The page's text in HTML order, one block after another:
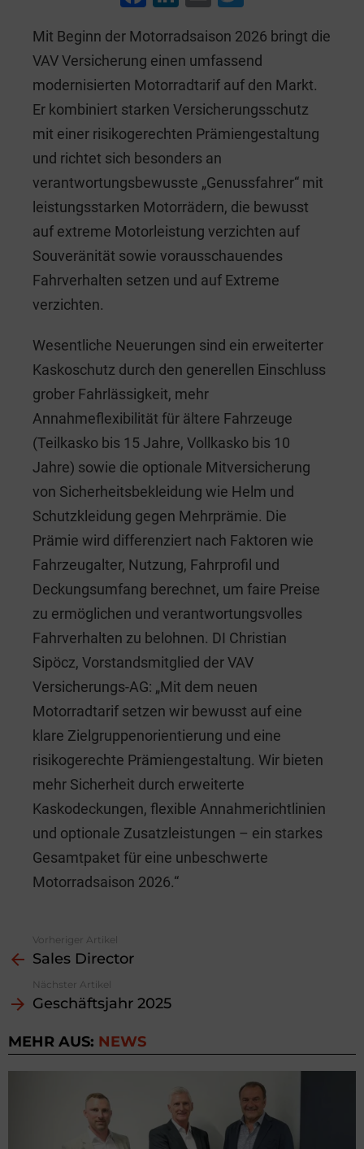
c
e
b
o
o
k
k
e
dI
n
ai
l
tt
er
Mit Beginn der Motorradsaison 2026 bringt die
VAV Versicherung einen umfassend
modernisierten Motorradtarif auf den Markt.
Er kombiniert starken Versicherungsschutz
mit einer risikogerechten Prämiengestaltung
und richtet sich besonders an
verantwortungsbewusste „Genussfahrer“ mit
leistungsstarken Motorrädern, die bewusst
auf extreme Motorleistung verzichten auf
Souveränität sowie vorausschauendes
Fahrverhalten setzen und auf Extreme
verzichten.
Wesentliche Neuerungen sind ein erweiterter
Kaskoschutz durch den generellen Einschluss
grober Fahrlässigkeit, mehr
Annahmeflexibilität für ältere Fahrzeuge
(Teilkasko bis 15 Jahre, Vollkasko bis 10
Jahre) sowie die optionale Mitversicherung
von Sicherheitsbekleidung wie Helm und
Schutzkleidung gegen Mehrprämie. Die
Prämie wird differenziert nach Faktoren wie
Fahrzeugalter, Nutzung, Fahrprofil und
Deckungsumfang berechnet, um faire Preise
zu ermöglichen und verantwortungsvolles
Fahrverhalten zu belohnen. DI Christian
Sipöcz, Vorstandsmitglied der VAV
Versicherungs-AG: „Mit dem neuen
Motorradtarif setzen wir bewusst auf eine
klare Zielgruppenorientierung und eine
risikogerechte Prämiengestaltung. Wir bieten
mehr Sicherheit durch erweiterte
Kaskodeckungen, flexible Annahmerichtlinien
und optionale Zusatzleistungen – ein starkes
Gesamtpaket für eine unbeschwerte
Motorradsaison 2026.“
more
Vorheriger Artikel
Sales Director
Nächster Artikel
Geschäftsjahr 2025
MEHR AUS: NEWS